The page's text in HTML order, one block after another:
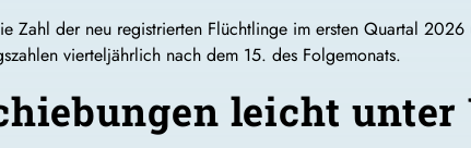
Zahl der neu registrierten Flüchtlinge im ersten Quartal
vierteljährlich nach dem 15. des Folgemonats.
leicht